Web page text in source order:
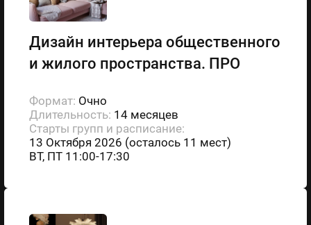
Дизайн интерьера общественного
и жилого пространства. ПРО
Формат: Очно
Длительность: 14 месяцев
Старты групп и расписание:
13 Октября 2026 (осталось 11 мест)
ВТ, ПТ 11:00-17:30